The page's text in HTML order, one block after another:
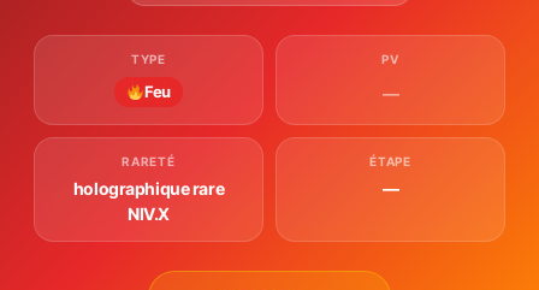
TYPE
Feu
PV
—
RARETÉ
holographique rare
NIV.X
ÉTAPE
—